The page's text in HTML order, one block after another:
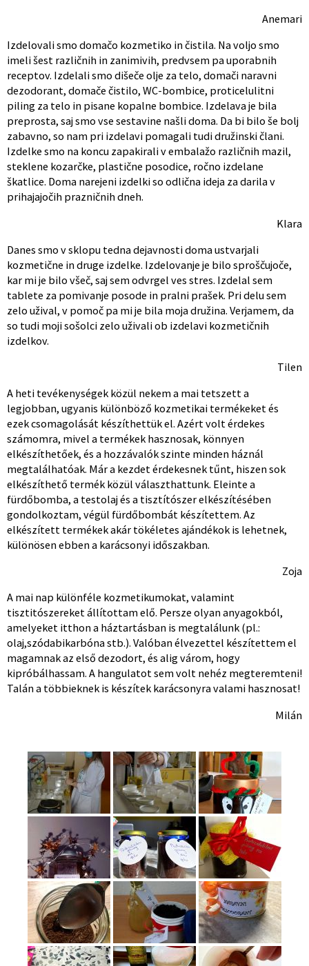
Anemari
Izdelovali smo domačo kozmetiko in čistila. Na voljo smo
imeli šest različnih in zanimivih, predvsem pa uporabnih
receptov. Izdelali smo dišeče olje za telo, domači naravni
dezodorant, domače čistilo, WC-bombice, proticelulitni
piling za telo in pisane kopalne bombice. Izdelava je bila
preprosta, saj smo vse sestavine našli doma. Da bi bilo še bolj
zabavno, so nam pri izdelavi pomagali tudi družinski člani.
Izdelke smo na koncu zapakirali v embalažo različnih mazil,
steklene kozarčke, plastične posodice, ročno izdelane
škatlice. Doma narejeni izdelki so odlična ideja za darila v
prihajajočih prazničnih dneh.
Klara
Danes smo v sklopu tedna dejavnosti doma ustvarjali
kozmetične in druge izdelke. Izdelovanje je bilo sproščujoče,
kar mi je bilo všeč, saj sem odvrgel ves stres. Izdelal sem
tablete za pomivanje posode in pralni prašek. Pri delu sem
zelo užival, v pomoč pa mi je bila moja družina. Verjamem, da
so tudi moji sošolci zelo uživali ob izdelavi kozmetičnih
izdelkov.
Tilen
A heti tevékenységek közül nekem a mai tetszett a
legjobban, ugyanis különböző kozmetikai termékeket és
ezek csomagolását készíthettük el. Azért volt érdekes
számomra, mivel a termékek hasznosak, könnyen
elkészíthetőek, és a hozzávalók szinte minden háznál
megtalálhatóak. Már a kezdet érdekesnek tűnt, hiszen sok
elkészíthető termék közül választhattunk. Eleinte a
fürdőbomba, a testolaj és a tisztítószer elkészítésében
gondolkoztam, végül fürdőbombát készítettem. Az
elkészített termékek akár tökéletes ajándékok is lehetnek,
különösen ebben a karácsonyi időszakban.
Zoja
A mai nap különféle kozmetikumokat, valamint
tisztitószereket állítottam elő. Persze olyan anyagokból,
amelyeket itthon a háztartásban is megtalálunk (pl.:
olaj,szódabikarbóna stb.). Valóban élvezettel készítettem el
magamnak az első dezodort, és alig várom, hogy
kipróbálhassam. A hangulatot sem volt nehéz megteremteni!
Talán a többieknek is készítek karácsonyra valami hasznosat!
Milán